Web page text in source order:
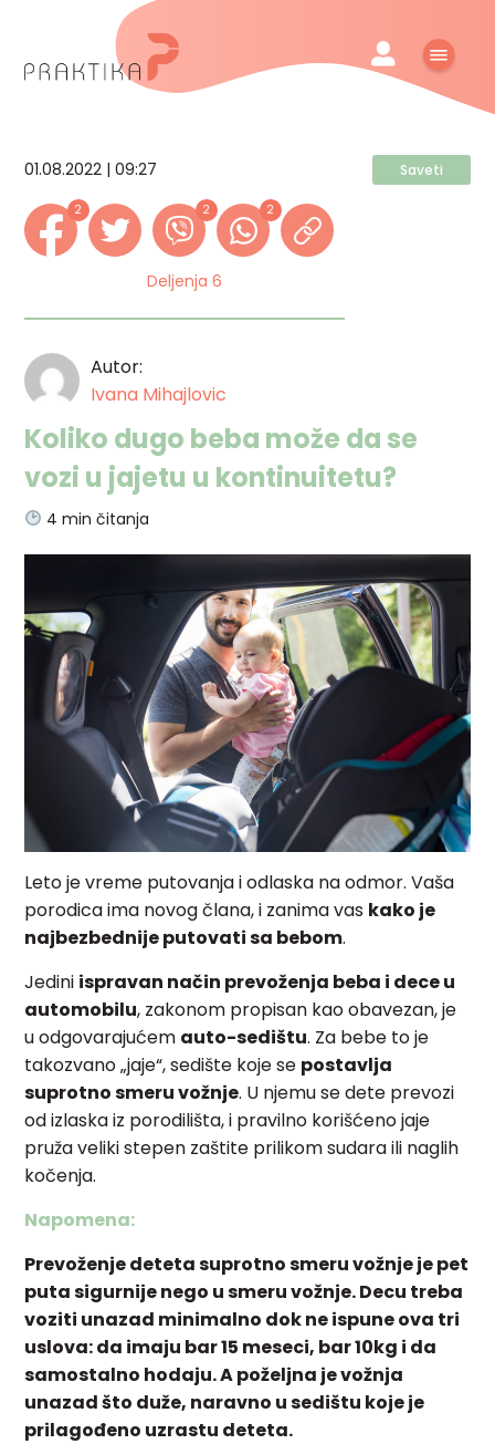
01.08.2022 | 09:27 Saveti
2 2 2
Deljenja 6
Autor:
Ivana Mihajlovic
Koliko dugo beba može da se
vozi u jajetu u kontinuitetu?
4 min čitanja
Leto je vreme putovanja i odlaska na odmor. Vaša
porodica ima novog člana, i zanima vas kako je
najbezbednije putovati sa bebom.
Jedini ispravan način prevoženja beba i dece u
automobilu, zakonom propisan kao obavezan, je
u odgovarajućem auto-sedištu. Za bebe to je
takozvano „jaje“, sedište koje se postavlja
suprotno smeru vožnje. U njemu se dete prevozi
od izlaska iz porodilišta, i pravilno korišćeno jaje
pruža veliki stepen zaštite prilikom sudara ili naglih
kočenja.
Napomena:
Prevoženje deteta suprotno smeru vožnje je pet
puta sigurnije nego u smeru vožnje. Decu treba
voziti unazad minimalno dok ne ispune ova tri
uslova: da imaju bar 15 meseci, bar 10kg i da
samostalno hodaju. A poželjna je vožnja
unazad što duže, naravno u sedištu koje je
prilagođeno uzrastu deteta.